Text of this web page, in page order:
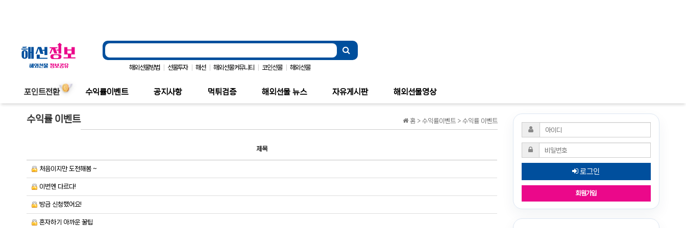
해외선물방법 선물투자 해선 해외선물커뮤니티 코인선물 해외선물
포인트전환 수익률이벤트 공지사항 먹튀검증 해외선물 뉴스 자유게시판 해외선물영상
홈 > 수익률이벤트 > 수익률 이벤트
수익률 이벤트
제목
처음이지만 도전해봄 ~
이번엔 다르다!
방금 신청했어요!
혼자하기 아까운 꿀팁
로그인
회원가입